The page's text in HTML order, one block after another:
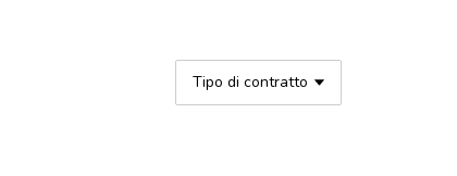
Tipo di contratto